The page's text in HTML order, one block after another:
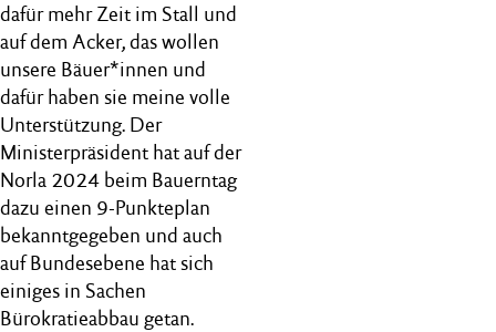
dafür mehr Zeit im Stall und
auf dem Acker, das wollen
unsere Bäuer*innen und
dafür haben sie meine volle
Unterstützung. Der
Ministerpräsident hat auf der
Norla 2024 beim Bauerntag
dazu einen 9-Punkteplan
bekanntgegeben und auch
auf Bundesebene hat sich
einiges in Sachen
Bürokratieabbau getan.